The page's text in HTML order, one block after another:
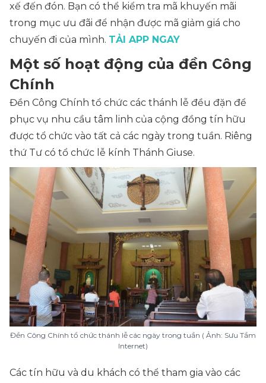
xế đến đón. Bạn có thể kiểm tra mã khuyến mãi
trong mục ưu đãi để nhận được mã giảm giá cho
chuyến đi của mình. TẢI APP NGAY
Một số hoạt động của đền Công
Chính
Đền Công Chính tổ chức các thánh lễ đều đặn để
phục vụ nhu cầu tâm linh của cộng đồng tín hữu
được tổ chức vào tất cả các ngày trong tuần. Riêng
thứ Tư có tổ chức lễ kính Thánh Giuse.
Đền Công Chính tổ chức thánh lễ các ngày trong tuần ( Ảnh: Sưu Tầm
Internet)
Các tín hữu và du khách có thể tham gia vào các